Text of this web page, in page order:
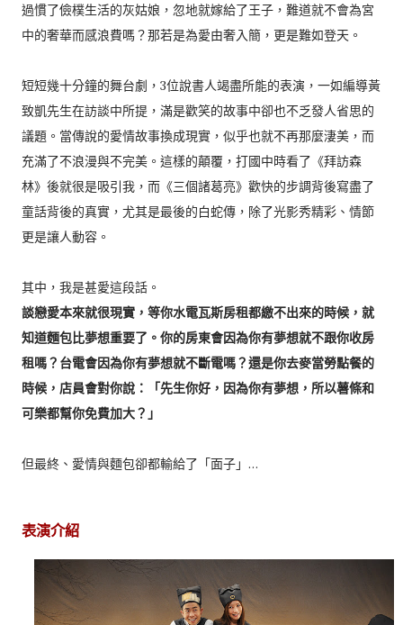
過慣了儉樸生活的灰姑娘，忽地就嫁給了王子，難道就不會為宮
中的奢華而感浪費嗎？那若是為愛由奢入簡，更是難如登天。
短短幾十分鐘的舞台劇，3位說書人竭盡所能的表演，一如編導黃
致凱先生在訪談中所提，滿是歡笑的故事中卻也不乏發人省思的
議題。當傳說的愛情故事換成現實，似乎也就不再那麼淒美，而
充滿了不浪漫與不完美。這樣的顛覆，打國中時看了《拜訪森
林》後就很是吸引我，而《三個諸葛亮》歡快的步調背後寫盡了
童話背後的真實，尤其是最後的白蛇傳，除了光影秀精彩、情節
更是讓人動容。
其中，我是甚愛這段話。
談戀愛本來就很現實，等你水電瓦斯房租都繳不出來的時候，就
知道麵包比夢想重要了。你的房東會因為你有夢想就不跟你收房
租嗎？台電會因為你有夢想就不斷電嗎？還是你去麥當勞點餐的
時候，店員會對你說：「先生你好，因為你有夢想，所以薯條和
可樂都幫你免費加大？」
但最終、愛情與麵包卻都輸給了「面子」…
表演介紹